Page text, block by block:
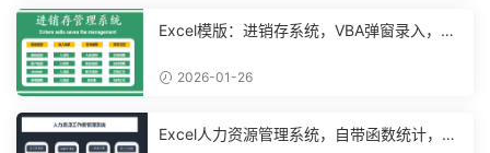
Excel模版：进销存系统，VBA弹窗录入，智
2026-01-26
Excel人力资源管理系统，自带函数统计，功